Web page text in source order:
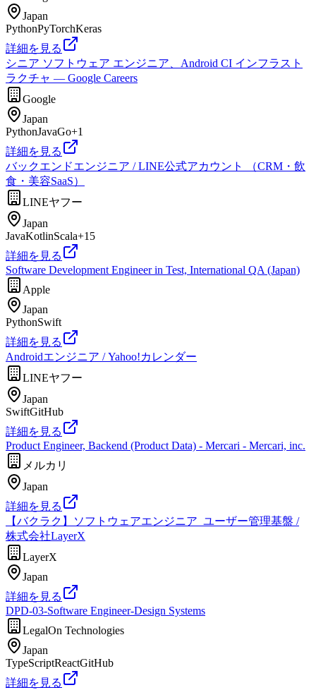
Japan
PythonPyTorchKeras
詳細を見る
シニア ソフトウェア エンジニア、Android CI インフラスト
ラクチャ — Google Careers
Google
Japan
PythonJavaGo+1
詳細を見る
バックエンドエンジニア / LINE公式アカウント （CRM・飲
食・美容SaaS）
LINEヤフー
Japan
JavaKotlinScala+15
詳細を見る
Software Development Engineer in Test, International QA (Japan)
Apple
Japan
PythonSwift
詳細を見る
Androidエンジニア / Yahoo!カレンダー
LINEヤフー
Japan
SwiftGitHub
詳細を見る
Product Engineer, Backend (Product Data) - Mercari - Mercari, inc.
メルカリ
Japan
詳細を見る
【バクラク】ソフトウェアエンジニア_ユーザー管理基盤 /
株式会社LayerX
LayerX
Japan
詳細を見る
DPD-03-Software Engineer-Design Systems
LegalOn Technologies
Japan
TypeScriptReactGitHub
詳細を見る